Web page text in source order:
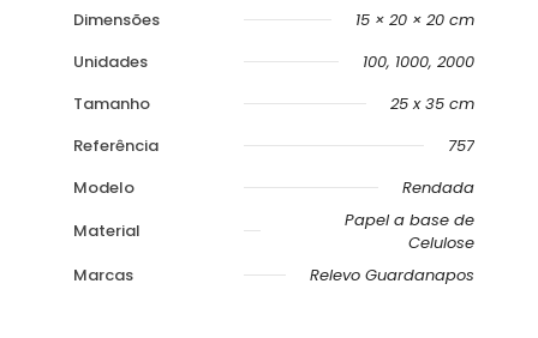
Dimensões
15 × 20 × 20 cm
Unidades
100, 1000, 2000
Tamanho
25 x 35 cm
Referência
757
Modelo
Rendada
Material
Papel a base de
Celulose
Marcas
Relevo Guardanapos